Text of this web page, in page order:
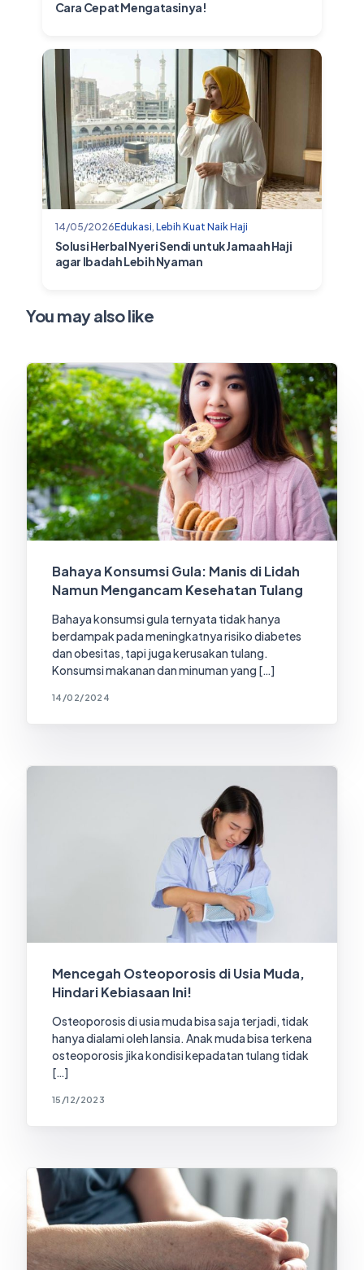
Cara Cepat Mengatasinya!
14/05/2026Edukasi, Lebih Kuat Naik Haji
Solusi Herbal Nyeri Sendi untuk Jamaah Haji
agar Ibadah Lebih Nyaman
You may also like
Bahaya Konsumsi Gula: Manis di Lidah
Namun Mengancam Kesehatan Tulang
Bahaya konsumsi gula ternyata tidak hanya
berdampak pada meningkatnya risiko diabetes
dan obesitas, tapi juga kerusakan tulang.
Konsumsi makanan dan minuman yang […]
14/02/2024
Mencegah Osteoporosis di Usia Muda,
Hindari Kebiasaan Ini!
Osteoporosis di usia muda bisa saja terjadi, tidak
hanya dialami oleh lansia. Anak muda bisa terkena
osteoporosis jika kondisi kepadatan tulang tidak
[…]
15/12/2023